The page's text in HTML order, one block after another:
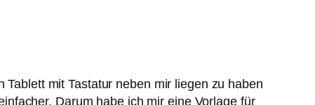
mit Tastatur neben mir liegen zu haben
Darum habe ich mir eine Vorlage für